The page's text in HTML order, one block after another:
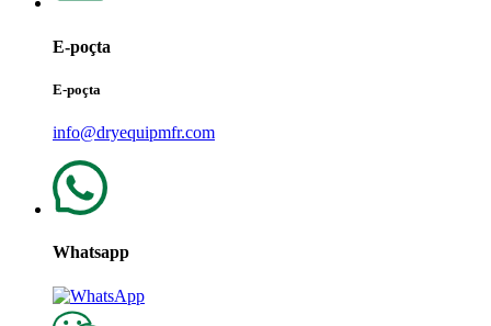
E-poçta
E-poçta
info@dryequipmfr.com
Whatsapp